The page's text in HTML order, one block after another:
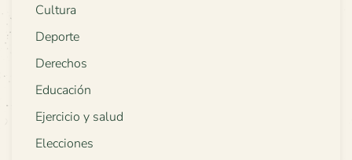
Cultura
Deporte
Derechos
Educación
Ejercicio y salud
Elecciones